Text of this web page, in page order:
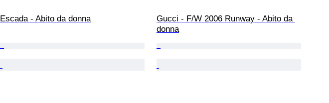
Escada - Abito da donna
Gucci - F/W 2006 Runway - Abito da
donna